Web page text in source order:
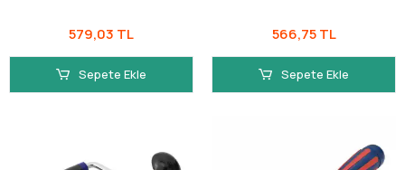
579,03 TL
Sepete Ekle
566,75 TL
Sepete Ekle